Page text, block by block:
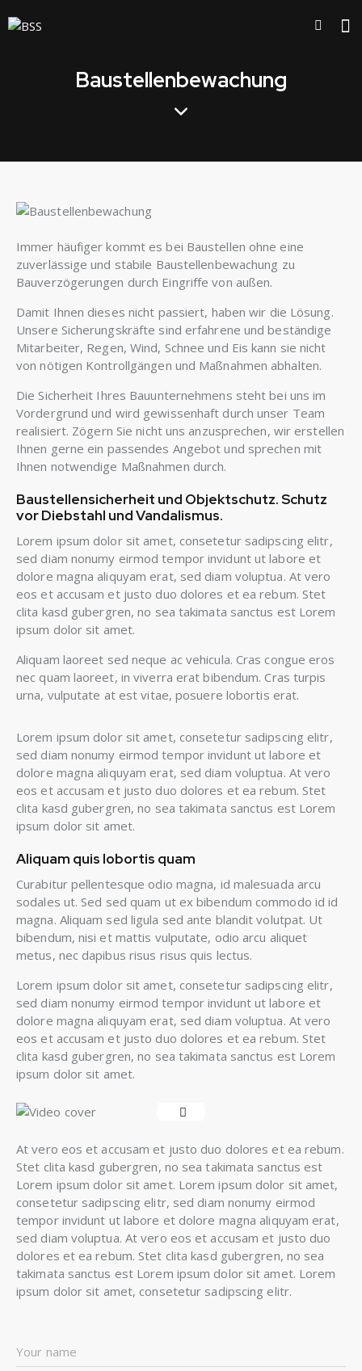
Baustellenbewachung
Immer häufiger kommt es bei Baustellen ohne eine
zuverlässige und stabile Baustellenbewachung zu
Bauverzögerungen durch Eingriffe von außen.
Damit Ihnen dieses nicht passiert, haben wir die Lösung.
Unsere Sicherungskräfte sind erfahrene und beständige
Mitarbeiter, Regen, Wind, Schnee und Eis kann sie nicht
von nötigen Kontrollgängen und Maßnahmen abhalten.
Die Sicherheit Ihres Bauunternehmens steht bei uns im
Vordergrund und wird gewissenhaft durch unser Team
realisiert. Zögern Sie nicht uns anzusprechen, wir erstellen
Ihnen gerne ein passendes Angebot und sprechen mit
Ihnen notwendige Maßnahmen durch.
Baustellensicherheit und Objektschutz. Schutz
vor Diebstahl und Vandalismus.
Lorem ipsum dolor sit amet, consetetur sadipscing elitr,
sed diam nonumy eirmod tempor invidunt ut labore et
dolore magna aliquyam erat, sed diam voluptua. At vero
eos et accusam et justo duo dolores et ea rebum. Stet
clita kasd gubergren, no sea takimata sanctus est Lorem
ipsum dolor sit amet.
Aliquam laoreet sed neque ac vehicula. Cras congue eros
nec quam laoreet, in viverra erat bibendum. Cras turpis
urna, vulputate at est vitae, posuere lobortis erat.
Lorem ipsum dolor sit amet, consetetur sadipscing elitr,
sed diam nonumy eirmod tempor invidunt ut labore et
dolore magna aliquyam erat, sed diam voluptua. At vero
eos et accusam et justo duo dolores et ea rebum. Stet
clita kasd gubergren, no sea takimata sanctus est Lorem
ipsum dolor sit amet.
Aliquam quis lobortis quam
Curabitur pellentesque odio magna, id malesuada arcu
sodales ut. Sed sed quam ut ex bibendum commodo id id
magna. Aliquam sed ligula sed ante blandit volutpat. Ut
bibendum, nisi et mattis vulputate, odio arcu aliquet
metus, nec dapibus risus risus quis lectus.
Lorem ipsum dolor sit amet, consetetur sadipscing elitr,
sed diam nonumy eirmod tempor invidunt ut labore et
dolore magna aliquyam erat, sed diam voluptua. At vero
eos et accusam et justo duo dolores et ea rebum. Stet
clita kasd gubergren, no sea takimata sanctus est Lorem
ipsum dolor sit amet.
At vero eos et accusam et justo duo dolores et ea rebum.
Stet clita kasd gubergren, no sea takimata sanctus est
Lorem ipsum dolor sit amet. Lorem ipsum dolor sit amet,
consetetur sadipscing elitr, sed diam nonumy eirmod
tempor invidunt ut labore et dolore magna aliquyam erat,
sed diam voluptua. At vero eos et accusam et justo duo
dolores et ea rebum. Stet clita kasd gubergren, no sea
takimata sanctus est Lorem ipsum dolor sit amet. Lorem
ipsum dolor sit amet, consetetur sadipscing elitr.